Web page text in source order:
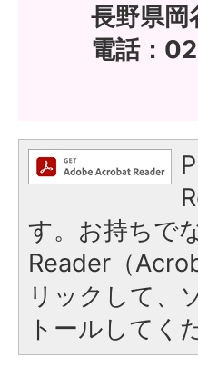
長野県岡
電話：
す。お持ちで
Reader（
リックして、
トールしてく